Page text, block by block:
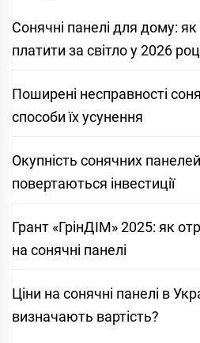
Сонячні панелі для дому:
платити за світло у 2026
Поширені несправності
способи їх усунення
Окупність сонячних
повертаються інвестиції
Грант «ГрінДІМ» 2025: як
на сонячні панелі
Ціни на сонячні панелі в
визначають вартість?